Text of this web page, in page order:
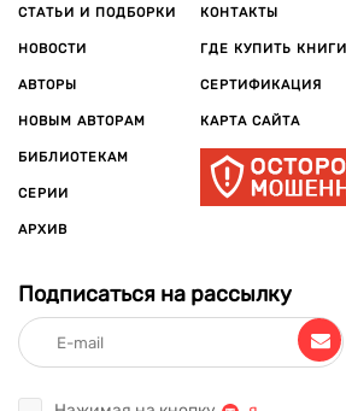
СТАТЬИ И ПОДБОРКИ
НОВОСТИ
АВТОРЫ
НОВЫМ АВТОРАМ
БИБЛИОТЕКАМ
СЕРИИ
АРХИВ
КОНТАКТЫ
ГДЕ КУПИТЬ КНИГИ
СЕРТИФИКАЦИЯ
КАРТА САЙТА
Подписаться на рассылку